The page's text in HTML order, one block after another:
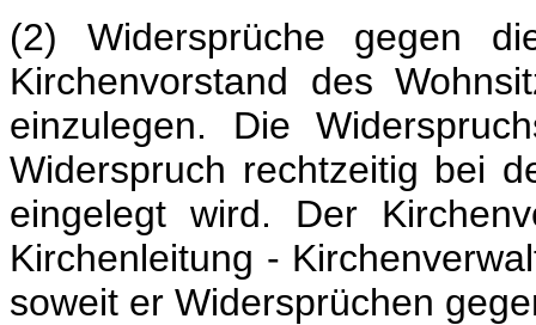
(2) Widersprüche gegen
Kirchenvorstand des
einzulegen. Die
Widerspruch rechtzeitig bei
eingelegt wird. Der
Kirchenleitung -
soweit er Widersprüchen